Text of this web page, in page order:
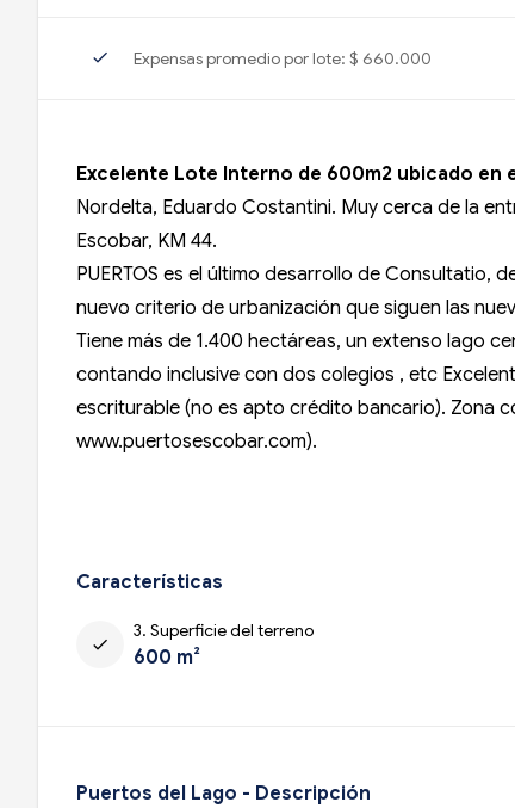
check Expensas promedio por lote: $ 660.000
Excelente Lote Interno de 600m2 ubicado en
Nordelta, Eduardo Costantini. Muy cerca de la
Escobar, KM 44.
PUERTOS es el último desarrollo de
nuevo criterio de urbanización que siguen las
Tiene más de 1.400 hectáreas, un extenso lago
contando inclusive con dos colegios , etc
escriturable (no es apto crédito bancario). Zona
www.puertosescobar.com).
Características
check
3. Superficie del terreno
600 m²
Puertos del Lago - Descripción